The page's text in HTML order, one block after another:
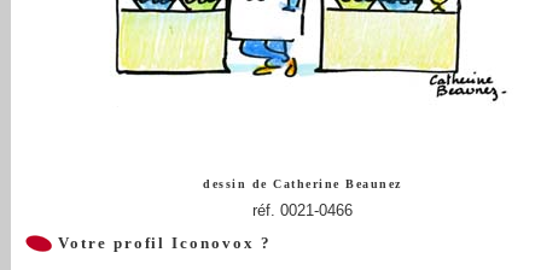
dessin deCatherine Beaunez
réf. 0021-0466
Votre profil Iconovox ?